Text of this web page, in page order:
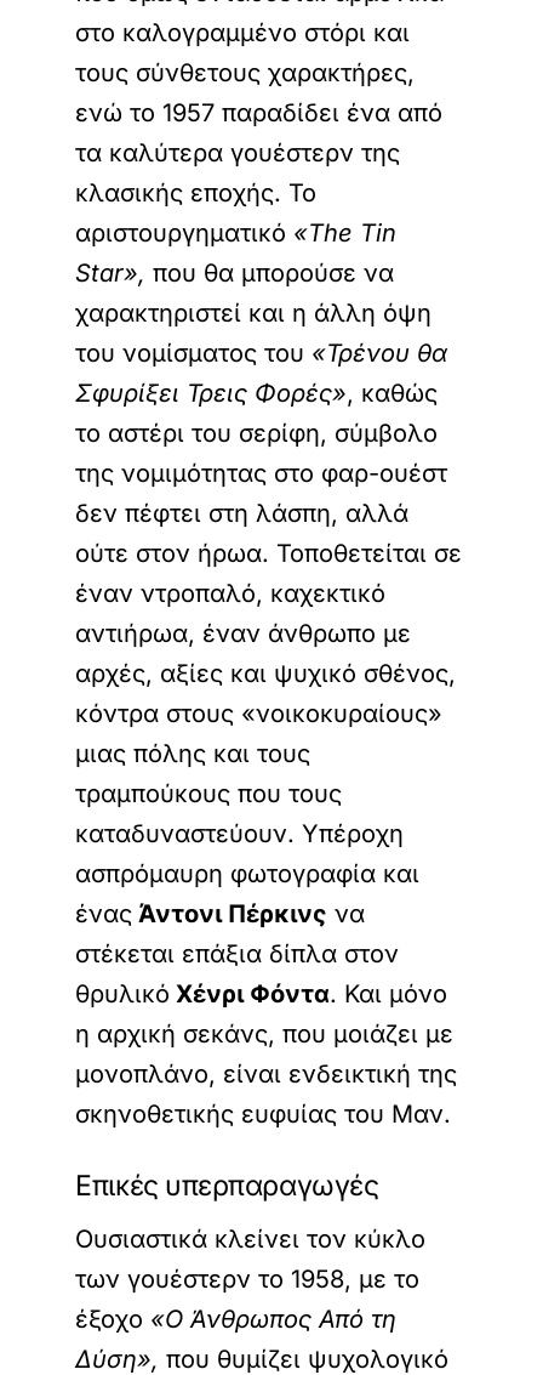
στο καλογραμμένο στόρι και
τους σύνθετους χαρακτήρες,
ενώ το 1957 παραδίδει ένα από
τα καλύτερα γουέστερν της
κλασικής εποχής. Το
αριστουργηματικό «The Tin
Star», που θα μπορούσε να
χαρακτηριστεί και η άλλη όψη
του νομίσματος του «Τρένου θα
Σφυρίξει Τρεις Φορές», καθώς
το αστέρι του σερίφη, σύμβολο
της νομιμότητας στο φαρ-ουέστ
δεν πέφτει στη λάσπη, αλλά
ούτε στον ήρωα. Τοποθετείται σε
έναν ντροπαλό, καχεκτικό
αντιήρωα, έναν άνθρωπο με
αρχές, αξίες και ψυχικό σθένος,
κόντρα στους «νοικοκυραίους»
μιας πόλης και τους
τραμπούκους που τους
καταδυναστεύουν. Υπέροχη
ασπρόμαυρη φωτογραφία και
ένας Άντονι Πέρκινς να
στέκεται επάξια δίπλα στον
θρυλικό Χένρι Φόντα. Και μόνο
η αρχική σεκάνς, που μοιάζει με
μονοπλάνο, είναι ενδεικτική της
σκηνοθετικής ευφυίας του Μαν.
Επικές υπερπαραγωγές
Ουσιαστικά κλείνει τον κύκλο
των γουέστερν το 1958, με το
έξοχο «Ο Άνθρωπος Από τη
Δύση», που θυμίζει ψυχολογικό